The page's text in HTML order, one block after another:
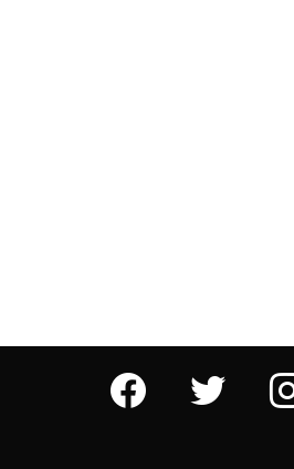
facebook twitter